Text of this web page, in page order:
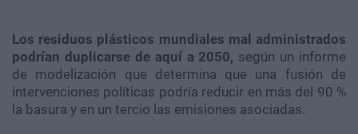
Los residuos plásticos mundiales mal administrados
podrían duplicarse de aquí a 2050, según un informe
de modelización que determina que una fusión de
intervenciones políticas podría reducir en más del 90 %
la basura y en un tercio las emisiones asociadas.